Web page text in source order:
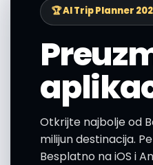
🏆 AI Trip Planner
Otkrijte najbolje od
milijun destinacija.
Besplatno na iOS i